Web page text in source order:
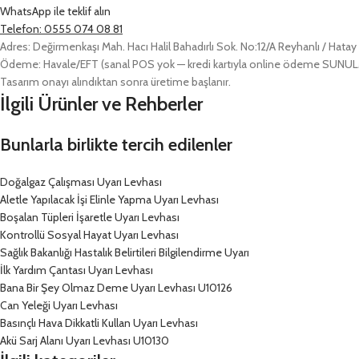
WhatsApp ile teklif alın
Telefon: 0555 074 08 81
Adres: Değirmenkaşı Mah. Hacı Halil Bahadırlı Sok. No:12/A Reyhanlı / Hatay
Ödeme: Havale/EFT (sanal POS yok — kredi kartıyla online ödeme
Tasarım onayı alındıktan sonra üretime başlanır.
İlgili Ürünler ve Rehberler
Bunlarla birlikte tercih edilenler
Doğalgaz Çalışması Uyarı Levhası
Aletle Yapılacak İşi Elinle Yapma Uyarı Levhası
Boşalan Tüpleri İşaretle Uyarı Levhası
Kontrollü Sosyal Hayat Uyarı Levhası
Sağlık Bakanlığı Hastalık Belirtileri Bilgilendirme Uyarı
İlk Yardım Çantası Uyarı Levhası
Bana Bir Şey Olmaz Deme Uyarı Levhası U10126
Can Yeleği Uyarı Levhası
Basınçlı Hava Dikkatli Kullan Uyarı Levhası
Akü Sarj Alanı Uyarı Levhası U10130